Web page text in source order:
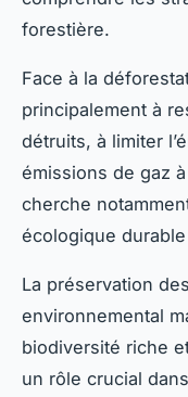
forestière.
Face à la
principalement à
détruits, à limiter
émissions de gaz
cherche
écologique
La préservation
environnemental
biodiversité riche
un rôle crucial